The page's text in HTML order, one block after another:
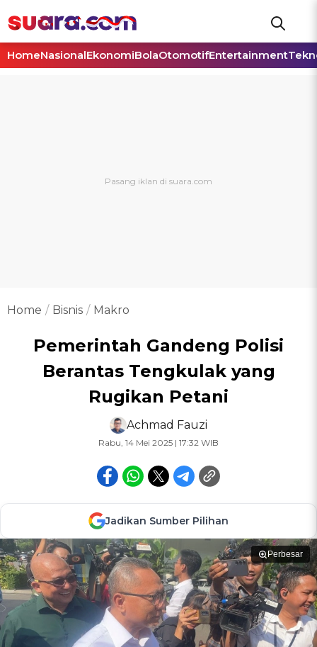
HomeNasionalEkonomiBolaOtomotifEntertainment
Home Bisnis Makro
Pemerintah Gandeng Polisi
Berantas Tengkulak yang
Rugikan Petani
Achmad Fauzi
Rabu, 14 Mei 2025 | 17:32 WIB
Jadikan Sumber Pilihan
Perbesar